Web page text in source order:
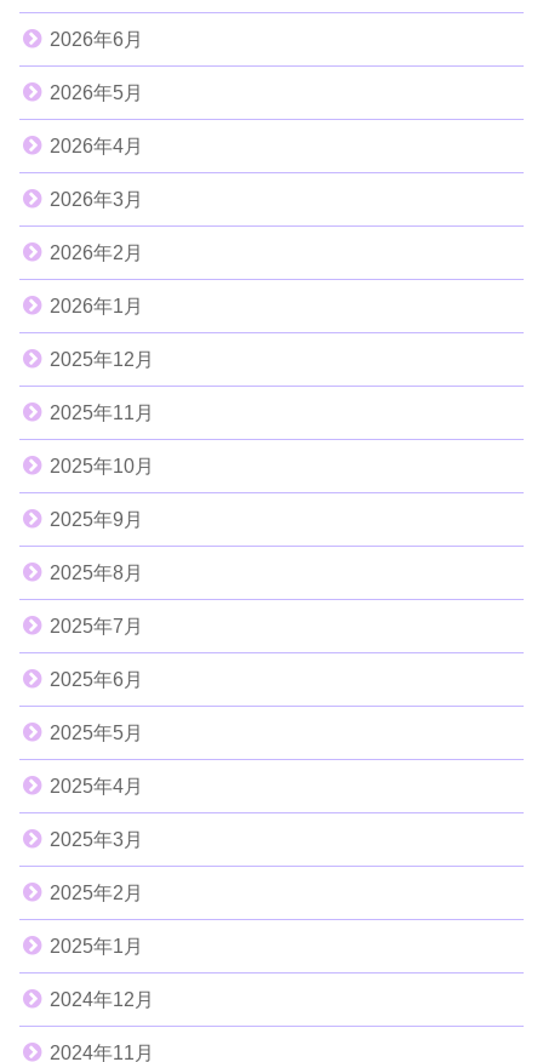
2026年6月
2026年5月
2026年4月
2026年3月
2026年2月
2026年1月
2025年12月
2025年11月
2025年10月
2025年9月
2025年8月
2025年7月
2025年6月
2025年5月
2025年4月
2025年3月
2025年2月
2025年1月
2024年12月
2024年11月